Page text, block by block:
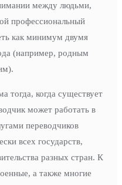
между людьми,
профессиональный
как минимум двумя
(например, родным
тогда, когда существует
может работать в
переводчиков
всех государств,
разных стран. К
а также многие